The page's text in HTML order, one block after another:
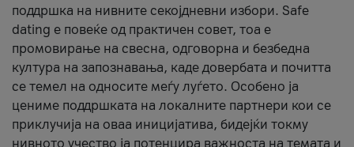
поддршка на нивните секојдневни избори. Safe
dating е повеќе од практичен совет, тоа е
промовирање на свесна, одговорна и безбедна
култура на запознавања, каде довербата и почитта
се темел на односите меѓу луѓето. Особено ја
цениме поддршката на локалните партнери кои се
приклучија на оваа иницијатива, бидејќи токму
нивното учество ја потенцира важноста на темата и